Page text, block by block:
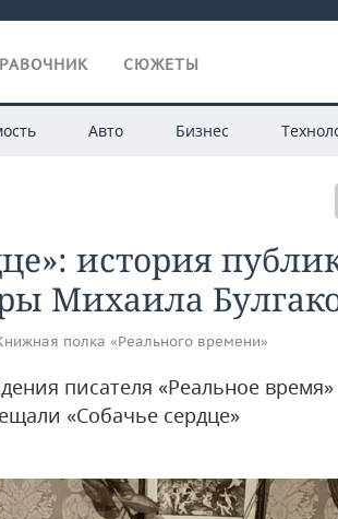
СЮЖЕТЫ
Авто Бизнес
история
Михаила
полка «Реального времени»
писателя «Реальное время»
«Собачье сердце»